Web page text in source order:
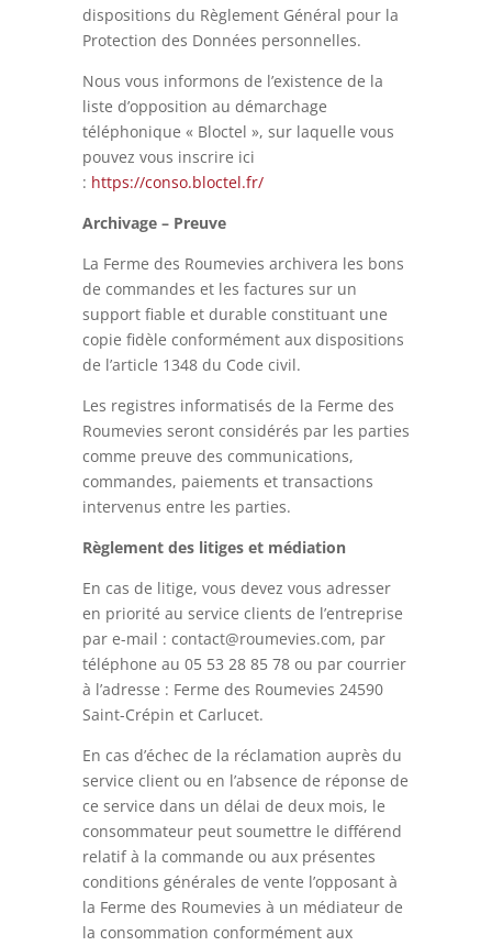
dispositions du Règlement Général pour la
Protection des Données personnelles.
Nous vous informons de l’existence de la
liste d’opposition au démarchage
téléphonique « Bloctel », sur laquelle vous
pouvez vous inscrire ici
: https://conso.bloctel.fr/
Archivage – Preuve
La Ferme des Roumevies archivera les bons
de commandes et les factures sur un
support fiable et durable constituant une
copie fidèle conformément aux dispositions
de l’article 1348 du Code civil.
Les registres informatisés de la Ferme des
Roumevies seront considérés par les parties
comme preuve des communications,
commandes, paiements et transactions
intervenus entre les parties.
Règlement des litiges et médiation
En cas de litige, vous devez vous adresser
en priorité au service clients de l’entreprise
par e-mail : contact@roumevies.com, par
téléphone au 05 53 28 85 78 ou par courrier
à l’adresse : Ferme des Roumevies 24590
Saint-Crépin et Carlucet.
En cas d’échec de la réclamation auprès du
service client ou en l’absence de réponse de
ce service dans un délai de deux mois, le
consommateur peut soumettre le différend
relatif à la commande ou aux présentes
conditions générales de vente l’opposant à
la Ferme des Roumevies à un médiateur de
la consommation conformément aux